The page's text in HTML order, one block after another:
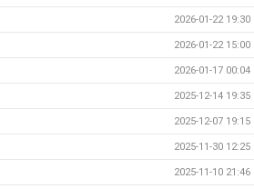
2026-01-22 19:30
2026-01-22 15:00
2026-01-17 00:04
2025-12-14 19:35
2025-12-07 19:15
2025-11-30 12:25
2025-11-10 21:46